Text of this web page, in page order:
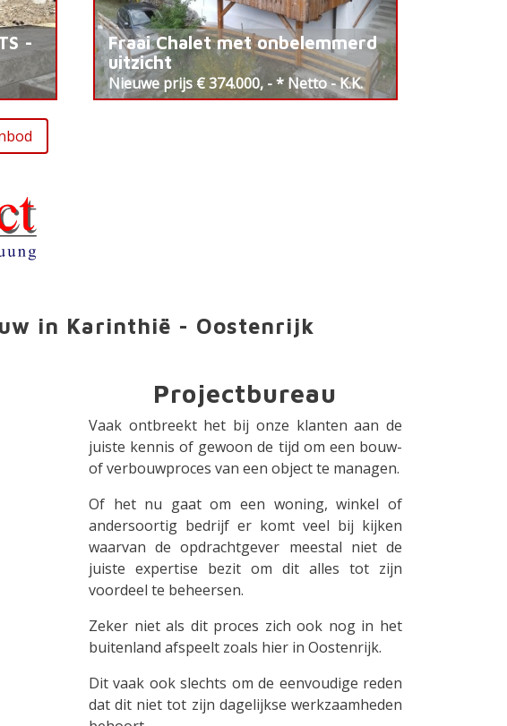
-
Fraai Chalet met onbelemmerd
uitzicht
Nieuwe prijs € 374.000, - * Netto - K.K.
in Karinthië - Oostenrijk
Projectbureau
Vaak ontbreekt het bij onze klanten aan de
juiste kennis of gewoon de tijd om een bouw-
of verbouwproces van een object te managen.
Of het nu gaat om een woning, winkel of
andersoortig bedrijf er komt veel bij kijken
waarvan de opdrachtgever meestal niet de
juiste expertise bezit om dit alles tot zijn
voordeel te beheersen.
Zeker niet als dit proces zich ook nog in het
buitenland afspeelt zoals hier in Oostenrijk.
Dit vaak ook slechts om de eenvoudige reden
dat dit niet tot zijn dagelijkse werkzaamheden